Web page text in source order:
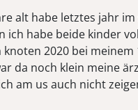
alt habe letztes jahr
ich habe beide kinder
2020 bei meinem
da noch klein meine
am us auch nicht